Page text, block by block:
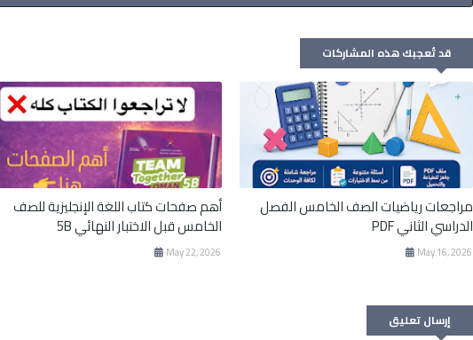
قد تُعجبك هذه المشاركات
أهم صفحات كتاب اللغة الإنجليزية للصف
الخامس قبل الاختبار النهائي 5B
May 22, 2026
مراجعات رياضيات الصف الخامس الفصل
الدراسي الثاني PDF
May 16, 2026
إرسال تعليق